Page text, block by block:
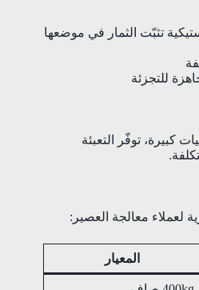
تثبّت الثمار في موضعها
للتجزئة
كبيرة، توفّر التعبئة
لعملاء معالجة العصير:
المعيار